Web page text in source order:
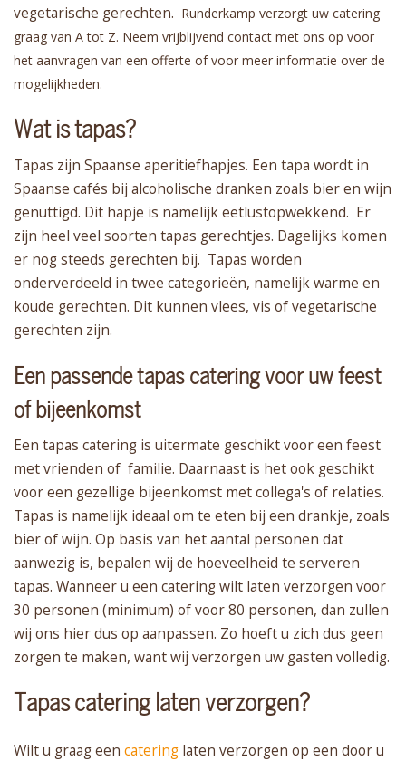
vegetarische gerechten. Runderkamp verzorgt uw catering
graag van A tot Z. Neem vrijblijvend contact met ons op voor
het aanvragen van een offerte of voor meer informatie over de
mogelijkheden.
Wat is tapas?
Tapas zijn Spaanse aperitiefhapjes. Een tapa wordt in
Spaanse cafés bij alcoholische dranken zoals bier en wijn
genuttigd. Dit hapje is namelijk eetlustopwekkend. Er
zijn heel veel soorten tapas gerechtjes. Dagelijks komen
er nog steeds gerechten bij. Tapas worden
onderverdeeld in twee categorieën, namelijk warme en
koude gerechten. Dit kunnen vlees, vis of vegetarische
gerechten zijn.
Een passende tapas catering voor uw feest
of bijeenkomst
Een tapas catering is uitermate geschikt voor een feest
met vrienden of familie. Daarnaast is het ook geschikt
voor een gezellige bijeenkomst met collega's of relaties.
Tapas is namelijk ideaal om te eten bij een drankje, zoals
bier of wijn. Op basis van het aantal personen dat
aanwezig is, bepalen wij de hoeveelheid te serveren
tapas. Wanneer u een catering wilt laten verzorgen voor
30 personen (minimum) of voor 80 personen, dan zullen
wij ons hier dus op aanpassen. Zo hoeft u zich dus geen
zorgen te maken, want wij verzorgen uw gasten volledig.
Tapas catering laten verzorgen?
Wilt u graag een catering laten verzorgen op een door u